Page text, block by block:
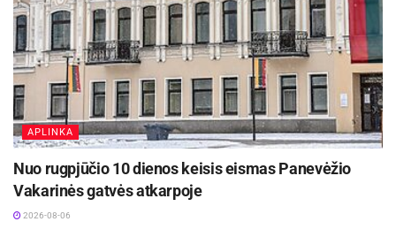
APLINKA
Nuo rugpjūčio 10 dienos keisis eismas Panevėžio
Vakarinės gatvės atkarpoje
2026-08-06